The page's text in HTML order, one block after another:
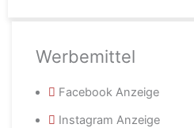
Werbemittel
Facebook Anzeige
Instagram Anzeige